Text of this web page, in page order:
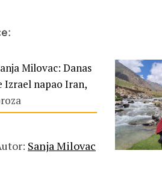
Milovac: Danas
Izrael napao Iran,
Sanja Milovac